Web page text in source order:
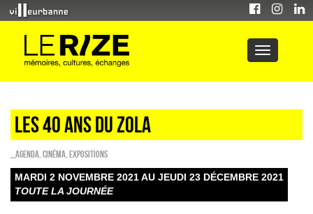
LES 40 ANS DU ZOLA
_Agenda Cinéma EXPOSITIONS
MARDI 2 NOVEMBRE 2021 AU JEUDI 23 DÉCEMBRE 2021
TOUTE LA JOURNÉE